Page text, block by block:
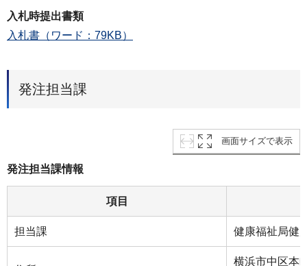
入札時提出書類
入札書（ワード：79KB）
発注担当課
画面サイズで表示
発注担当課情報
項目
担当課 健康福祉局健
横浜市中区本